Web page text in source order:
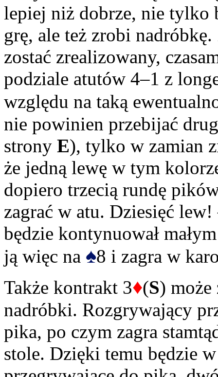
lepiej niż dobrze, nie tylko
grę, ale też zrobi
zostać zrealizowany,
podziale atutów 4–1 z
względu na taką
nie powinien przebijać
strony E), tylko w zamian
że jedną lewę w tym
dopiero trzecią rundę
zagrać w atu. Dziesięć
będzie kontynuował
ją więc na ♠8 i zagra w
Także kontrakt 3♦(S) może
nadróbki. Rozgrywający
pika, po czym zagra
stole. Dzięki temu będzie